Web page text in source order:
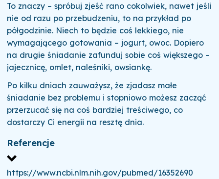
To znaczy – spróbuj zjeść rano cokolwiek, nawet jeśli
nie od razu po przebudzeniu, to na przykład po
półgodzinie. Niech to będzie coś lekkiego, nie
wymagającego gotowania – jogurt, owoc. Dopiero
na drugie śniadanie zafunduj sobie coś większego –
jajecznicę, omlet, naleśniki, owsiankę.
Po kilku dniach zauważysz, że zjadasz małe
śniadanie bez problemu i stopniowo możesz zacząć
przerzucać się na coś bardziej treściwego, co
dostarczy Ci energii na resztę dnia.
Referencje
https://www.ncbi.nlm.nih.gov/pubmed/16352690